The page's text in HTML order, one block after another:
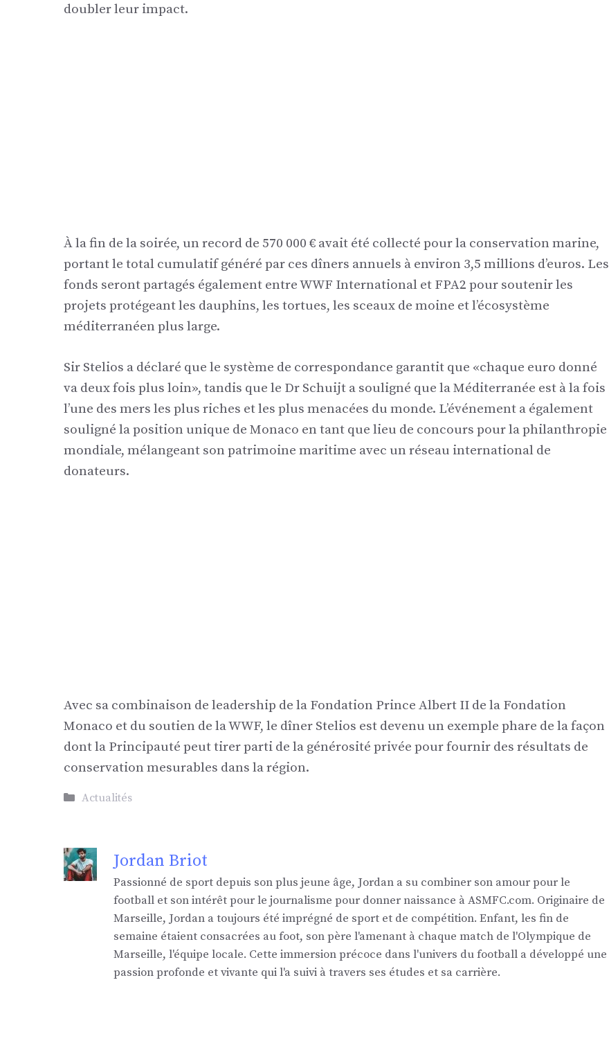
doubler leur impact.
À la fin de la soirée, un record de 570 000 € avait été collecté pour la conservation marine,
portant le total cumulatif généré par ces dîners annuels à environ 3,5 millions d’euros. Les
fonds seront partagés également entre WWF International et FPA2 pour soutenir les
projets protégeant les dauphins, les tortues, les sceaux de moine et l’écosystème
méditerranéen plus large.
Sir Stelios a déclaré que le système de correspondance garantit que «chaque euro donné
va deux fois plus loin», tandis que le Dr Schuijt a souligné que la Méditerranée est à la fois
l’une des mers les plus riches et les plus menacées du monde. L’événement a également
souligné la position unique de Monaco en tant que lieu de concours pour la philanthropie
mondiale, mélangeant son patrimoine maritime avec un réseau international de
donateurs.
Avec sa combinaison de leadership de la Fondation Prince Albert II de la Fondation
Monaco et du soutien de la WWF, le dîner Stelios est devenu un exemple phare de la façon
dont la Principauté peut tirer parti de la générosité privée pour fournir des résultats de
conservation mesurables dans la région.
Catégories
Actualités
Jordan Briot
Passionné de sport depuis son plus jeune âge, Jordan a su combiner son amour pour le
football et son intérêt pour le journalisme pour donner naissance à ASMFC.com. Originaire de
Marseille, Jordan a toujours été imprégné de sport et de compétition. Enfant, les fin de
semaine étaient consacrées au foot, son père l'amenant à chaque match de l'Olympique de
Marseille, l'équipe locale. Cette immersion précoce dans l'univers du football a développé une
passion profonde et vivante qui l'a suivi à travers ses études et sa carrière.